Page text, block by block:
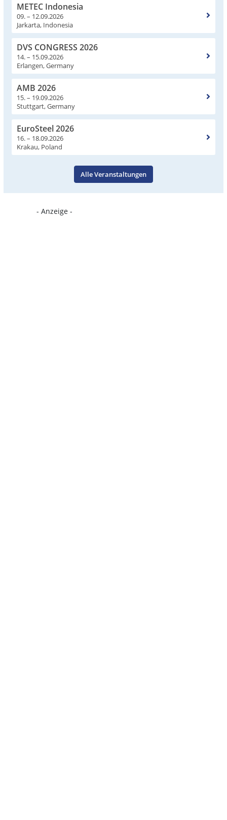
METEC Indonesia
09. – 12.09.2026
Jarkarta, Indonesia
DVS CONGRESS 2026
14. – 15.09.2026
Erlangen, Germany
AMB 2026
15. – 19.09.2026
Stuttgart, Germany
EuroSteel 2026
16. – 18.09.2026
Krakau, Poland
Alle Veranstaltungen
- Anzeige -